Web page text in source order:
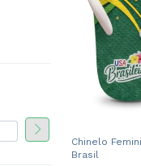
Chinelo
Brasil